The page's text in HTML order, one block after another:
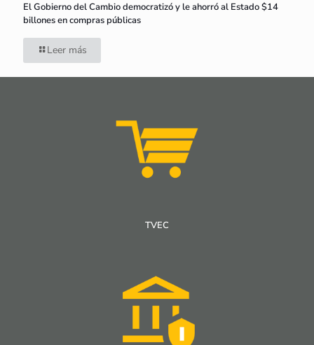
El Gobierno del Cambio democratizó y le ahorró al Estado $14
billones en compras públicas
Leer más
TVEC